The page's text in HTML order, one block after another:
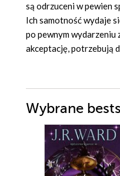
są odrzuceni w pewien
Ich samotność wydaje
po pewnym wydarzeniu
akceptację, potrzebują
Wybrane